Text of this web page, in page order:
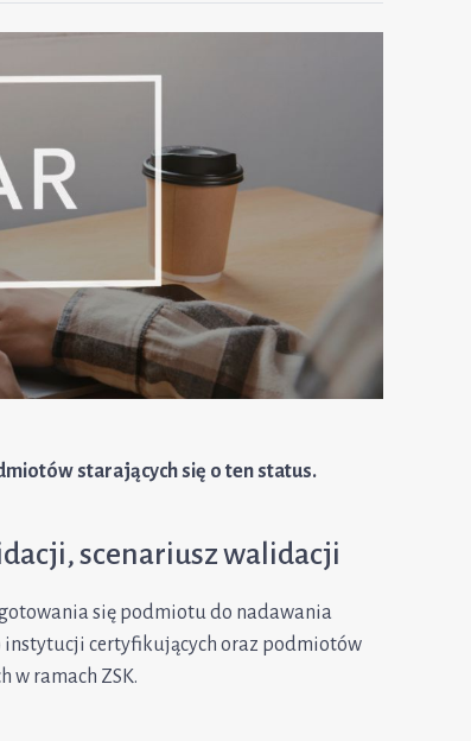
starających się o ten status.
scenariusz walidacji
się podmiotu do nadawania
instytucji certyfikujących oraz podmiotów
ramach ZSK.